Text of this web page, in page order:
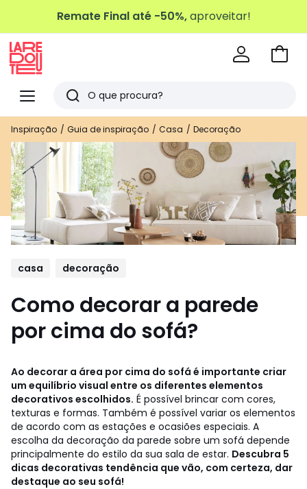
Remate Final até -50%,aproveitar!
Menu
Redoute
Pesquisar
Últimos
artigos
vistos
Ir
Inspiração Guia de inspiração Casa Decoração
casa decoração
Como decorar a parede
por cima do sofá?
Ao decorar a área por cima do sofá é importante criar
um equilíbrio visual entre os diferentes elementos
decorativos escolhidos. É possível brincar com cores,
texturas e formas. Também é possível variar os elementos
de acordo com as estações e ocasiões especiais. A
escolha da decoração da parede sobre um sofá depende
principalmente do estilo da sua sala de estar. Descubra 5
dicas decorativas tendência que vão, com certeza, dar
destaque ao seu sofá!